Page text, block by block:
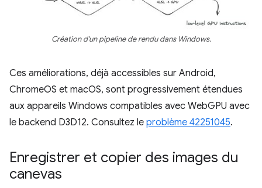
Création d'un pipeline de rendu dans Windows.
Ces améliorations, déjà accessibles sur Android,
ChromeOS et macOS, sont progressivement étendues
aux appareils Windows compatibles avec WebGPU avec
le backend D3D12. Consultez le problème 42251045.
Enregistrer et copier des images du
canevas